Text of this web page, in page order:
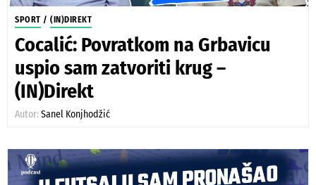
SPORT / (IN)DIREKT
Cocalić: Povratkom na Grbavicu
uspio sam zatvoriti krug –
(IN)Direkt
Autor: Sanel Konjhodžić